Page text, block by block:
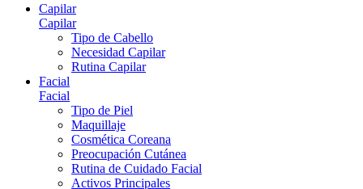
Capilar
Capilar
Tipo de Cabello
Necesidad Capilar
Rutina Capilar
Facial
Facial
Tipo de Piel
Maquillaje
Cosmética Coreana
Preocupación Cutánea
Rutina de Cuidado Facial
Activos Principales